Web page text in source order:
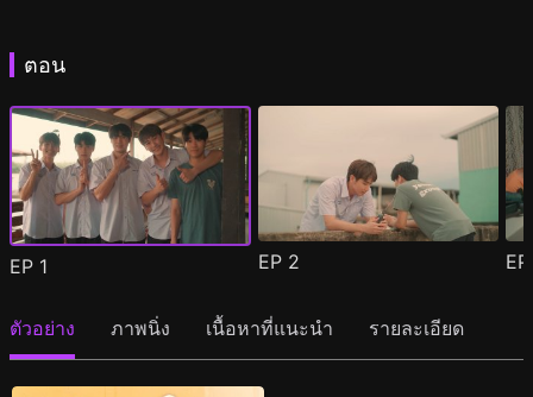
ตอน
EP 1 EP 2
ตัวอย่าง ภาพนิ่ง เนื้อหาที่แนะนำ รายละเอียด